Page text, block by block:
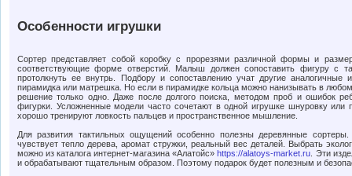
Особенности игрушки
Сортер представляет собой коробку с прорезями различной формы и
соответствующие форме отверстий. Малыш должен сопоставить фигуру с
протолкнуть ее внутрь. Подбору и сопоставлению учат другие
пирамидка или матрешка. Но если в пирамидке кольца можно нанизывать в
решение только одно. Даже после долгого поиска, методом проб и ошибок
фигурки. Усложненные модели часто сочетают в одной игрушке шнуровку или
хорошо тренируют ловкость пальцев и пространственное мышление.
Для развития тактильных ощущений особенно полезны деревянные
чувствует тепло дерева, аромат стружки, реальный вес деталей. Выбрать
можно из каталога интернет-магазина «Алатойс»https://alatoys-market.ru . Эти
и обрабатывают тщательным образом. Поэтому подарок будет полезным и